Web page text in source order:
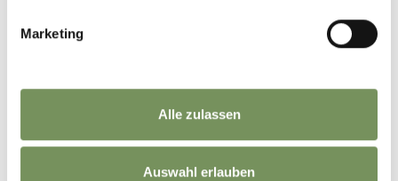
Marketing
Alle zulassen
Auswahl erlauben